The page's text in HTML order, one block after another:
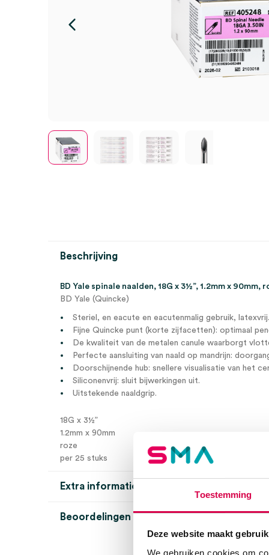
Toestemming
Deze website maakt
We gebruiken cookies om
Beschrijving
BD Yale spinale naalden, 18G x 3½”, 1.2mm x 90mm,
BD Yale (Quincke)
Steriel, en eacute en eacutenmalig gebruik, latexvrij.
Fijne Quincke punt (korte zijfacetten): optimaal
De kwaliteit van de metalen canule waarborgt
Perfecte aansluiting van naald op mandrijn:
Doorschijnende hub: snellere visualisatie van het
Siliconenvrij: sluit bijwerkingen uit.
Uitstekende naaldgrip.
18G x 3½”
1.2mm x 90mm
roze
per 25 stuks
Extra informatie
roze
Beoordelingen (0)
Beoordelingen